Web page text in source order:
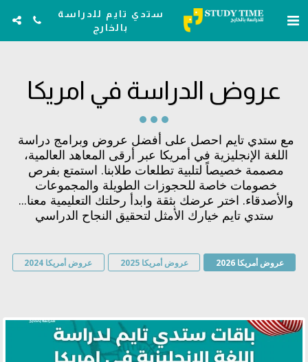
ستدي تايم للدراسة
بالخارج
عروض الدراسة في امريكا
ستدي تايم خيارك الأمثل لتحقيق النجاح الدراسي
عروض أمريكا 2026 عروض أمريكا 2025 عروض أمريكا 2024